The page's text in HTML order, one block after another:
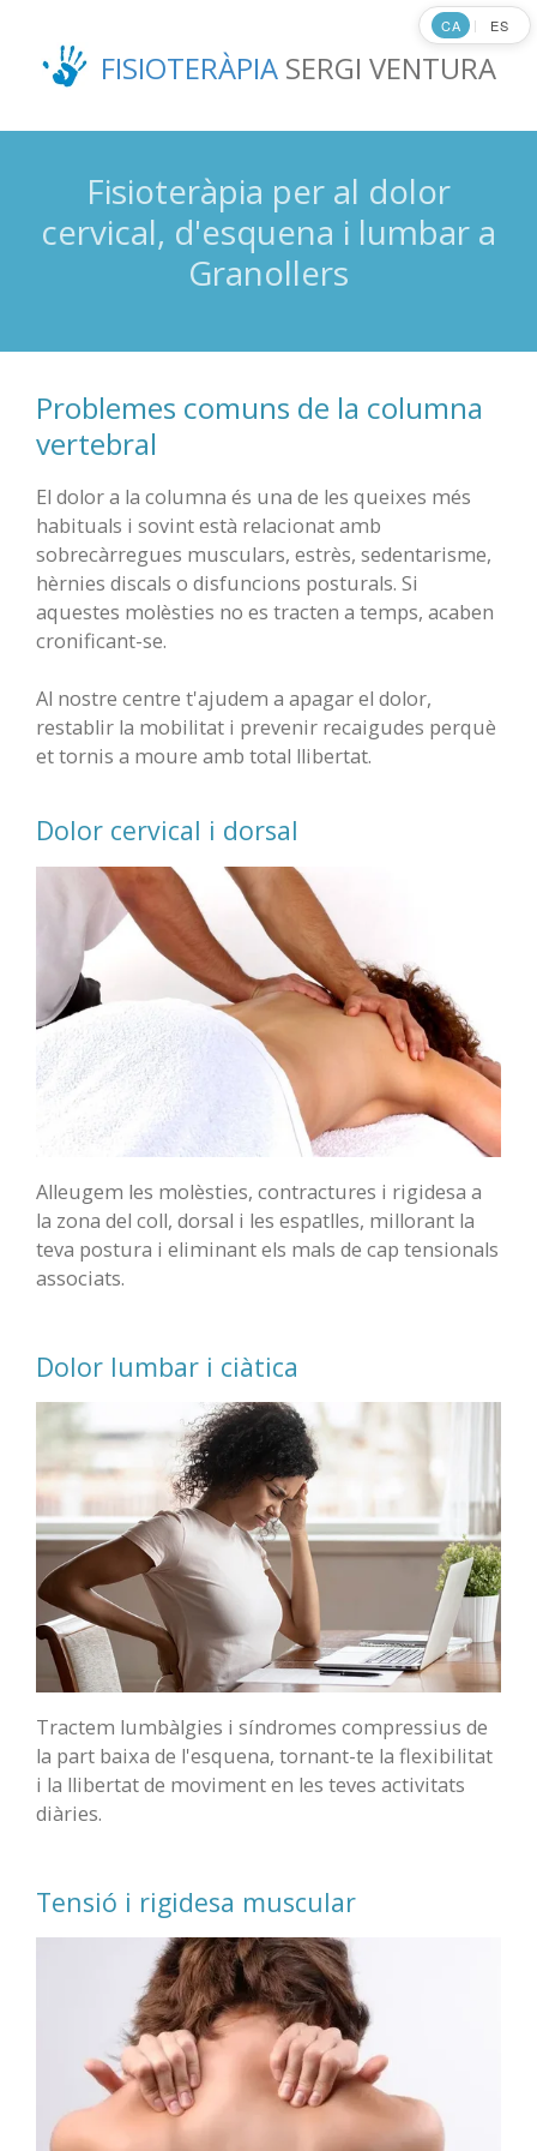
contenido FISIOTERÀPIA SERGI VENTURA
Fisioteràpia per al dolor
cervical, d'esquena i lumbar a
Granollers
CA | ES
Problemes comuns de la columna
vertebral
El dolor a la columna és una de les queixes més
habituals i sovint està relacionat amb
sobrecàrregues musculars, estrès, sedentarisme,
hèrnies discals o disfuncions posturals. Si
aquestes molèsties no es tracten a temps, acaben
cronificant-se.
Al nostre centre t'ajudem a apagar el dolor,
restablir la mobilitat i prevenir recaigudes perquè
et tornis a moure amb total llibertat.
Dolor cervical i dorsal
Alleugem les molèsties, contractures i rigidesa a
la zona del coll, dorsal i les espatlles, millorant la
teva postura i eliminant els mals de cap tensionals
associats.
Dolor lumbar i ciàtica
Tractem lumbàlgies i síndromes compressius de
la part baixa de l'esquena, tornant-te la flexibilitat
i la llibertat de moviment en les teves activitats
diàries.
Tensió i rigidesa muscular